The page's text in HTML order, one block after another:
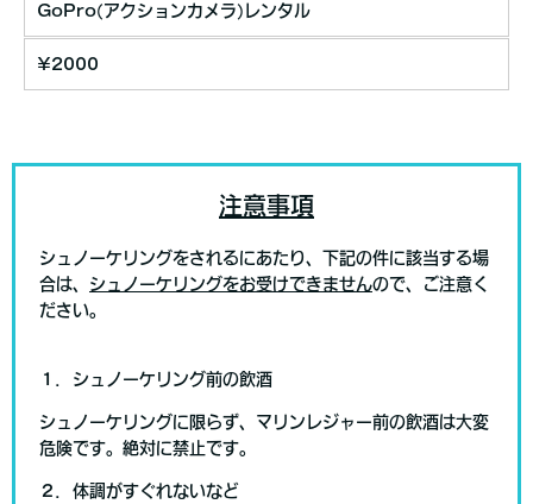
GoPro(アクションカメラ)レンタル
¥2000
注意事項
シュノーケリングをされるにあたり、下記の件に該当する場
合は、 シュノーケリングをお受けできませんので、ご注意く
ださい。
１．シュノーケリング前の飲酒
シュノーケリングに限らず、マリンレジャー前の飲酒は大変
危険です。絶対に禁止です。
２．体調がすぐれないなど